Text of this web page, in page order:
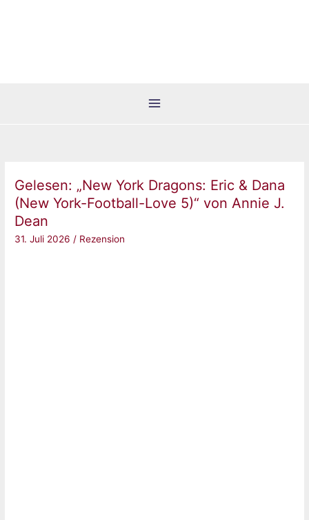
Gelesen: „New York Dragons: Eric & Dana
(New York-Football-Love 5)“ von Annie J.
Dean
31. Juli 2026 / Rezension